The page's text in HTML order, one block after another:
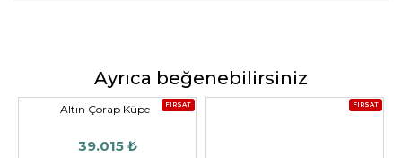
Ayrıca beğenebilirsiniz
FIRSAT
Altın Çorap Küpe
39.015 ₺
FIRSAT